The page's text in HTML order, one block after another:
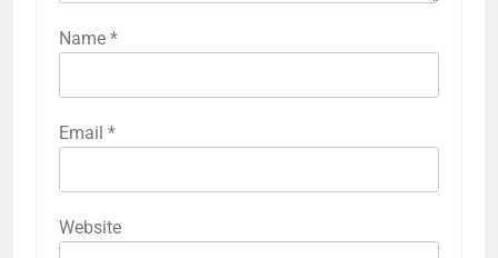
Name *
Email *
Website